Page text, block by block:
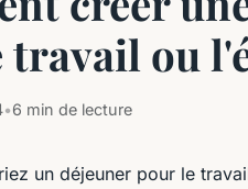
ou
•6 min de lecture
un déjeuner pour le